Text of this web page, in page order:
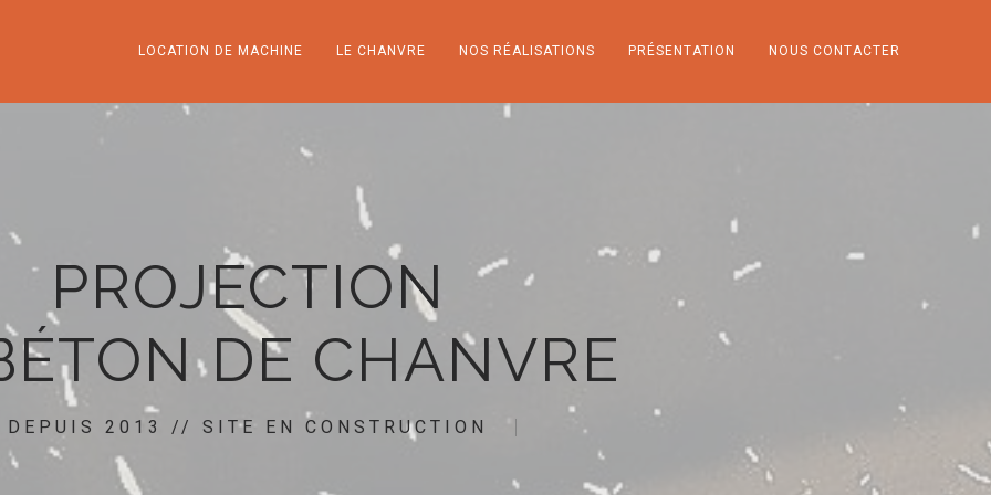
LOCATION DE MACHINE LE CHANVRE NOS RÉALISATIONS PRÉSENTATION NOUS CONTACTER
PROJECTION
DE CHANVRE
DEPUIS 2013 // SITE EN CONSTRUCTION